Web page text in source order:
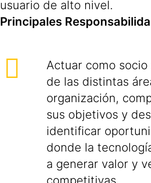
usuario de alto nivel.
Principales
Actuar como
de las distintas
organización,
sus objetivos y
identificar
donde la
a generar valor y